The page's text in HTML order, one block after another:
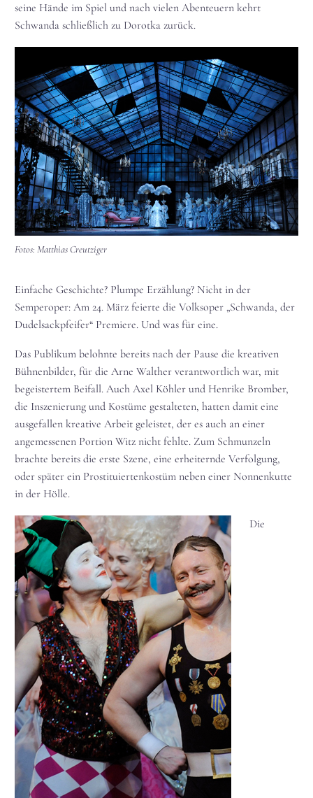
seine Hände im Spiel und nach vielen Abenteuern kehrt
Schwanda schließlich zu Dorotka zurück.
Fotos: Matthias Creutziger
Einfache Geschichte? Plumpe Erzählung? Nicht in der
Semperoper: Am 24. März feierte die Volksoper „Schwanda, der
Dudelsackpfeifer“ Premiere. Und was für eine.
Das Publikum belohnte bereits nach der Pause die kreativen
Bühnenbilder, für die Arne Walther verantwortlich war, mit
begeistertem Beifall. Auch Axel Köhler und Henrike Bromber,
die Inszenierung und Kostüme gestalteten, hatten damit eine
ausgefallen kreative Arbeit geleistet, der es auch an einer
angemessenen Portion Witz nicht fehlte. Zum Schmunzeln
brachte bereits die erste Szene, eine erheiternde Verfolgung,
oder später ein Prostituiertenkostüm neben einer Nonnenkutte
in der Hölle.
Die